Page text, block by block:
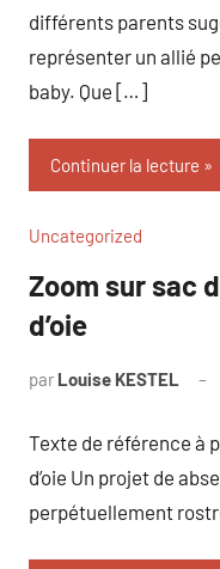
différents parents
représenter un allié
baby. Que […]
Continuer la lecture
Uncategorized
Zoom sur sac
d’oie
par Louise KESTEL
Texte de référence à
d’oie Un projet de
perpétuellement